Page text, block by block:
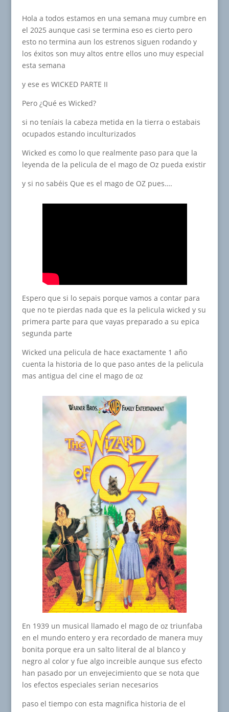
Hola a todos estamos en una semana muy cumbre en
el 2025 aunque casi se termina eso es cierto pero
esto no termina aun los estrenos siguen rodando y
los éxitos son muy altos entre ellos uno muy especial
esta semana
y ese es WICKED PARTE II
Pero ¿Qué es Wicked?
si no teníais la cabeza metida en la tierra o estabais
ocupados estando inculturizados
Wicked es como lo que realmente paso para que la
leyenda de la pelicula de el mago de Oz pueda existir
y si no sabéis Que es el mago de OZ pues….
Espero que si lo sepais porque vamos a contar para
que no te pierdas nada que es la pelicula wicked y su
primera parte para que vayas preparado a su epica
segunda parte
Wicked una pelicula de hace exactamente 1 año
cuenta la historia de lo que paso antes de la pelicula
mas antigua del cine el mago de oz
En 1939 un musical llamado el mago de oz triunfaba
en el mundo entero y era recordado de manera muy
bonita porque era un salto literal de al blanco y
negro al color y fue algo increible aunque sus efecto
han pasado por un envejecimiento que se nota que
los efectos especiales serian necesarios
paso el tiempo con esta magnifica historia de el